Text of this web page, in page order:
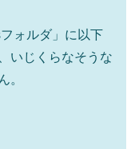
ォルダ」に以下
いじくらなそうな
。